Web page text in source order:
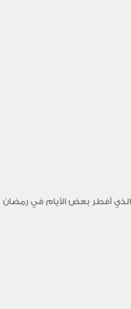
أفطر بعض الأيام في رمضان